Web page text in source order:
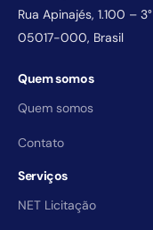
Rua Apinajés, 1.100 –
05017-000, Brasil
Quem somos
Quem somos
Contato
Serviços
NET Licitação